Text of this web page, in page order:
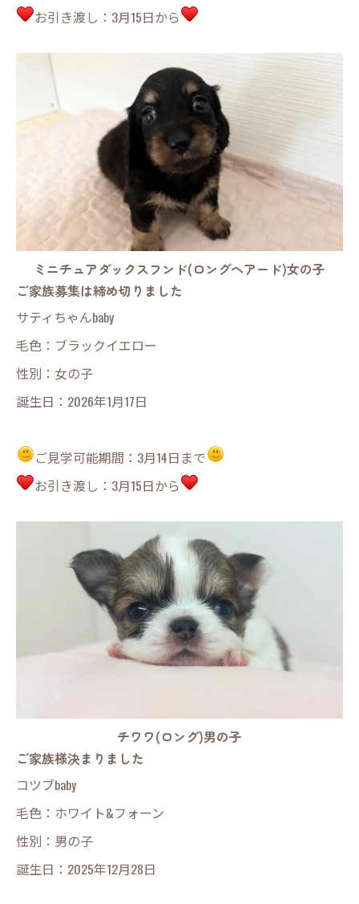
お引き渡し：3月15日から
ミニチュアダックスフンド(ロングヘアード)女の子
ご家族募集は締め切りました
サティちゃんbaby
毛色：ブラックイエロー
性別：女の子
誕生日：2026年1月17日
ご見学可能期間：3月14日まで
お引き渡し：3月15日から
チワワ(ロング)男の子
ご家族様決まりました
コツブbaby
毛色：ホワイト&フォーン
性別：男の子
誕生日：2025年12月28日